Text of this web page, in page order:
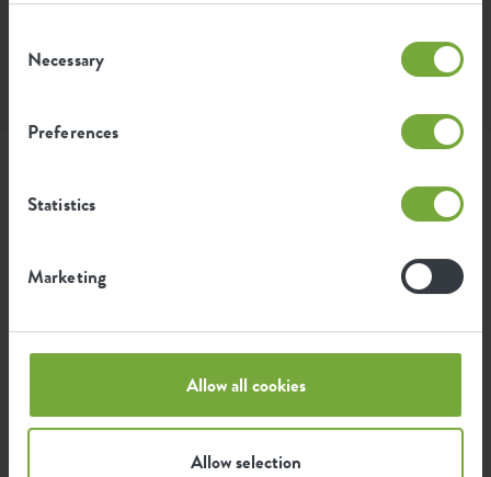
Selection
Necessary
Preferences
Statistics
Marketing
Allow all cookies
Allow selection
Stylez ce produit avec
Vriesea